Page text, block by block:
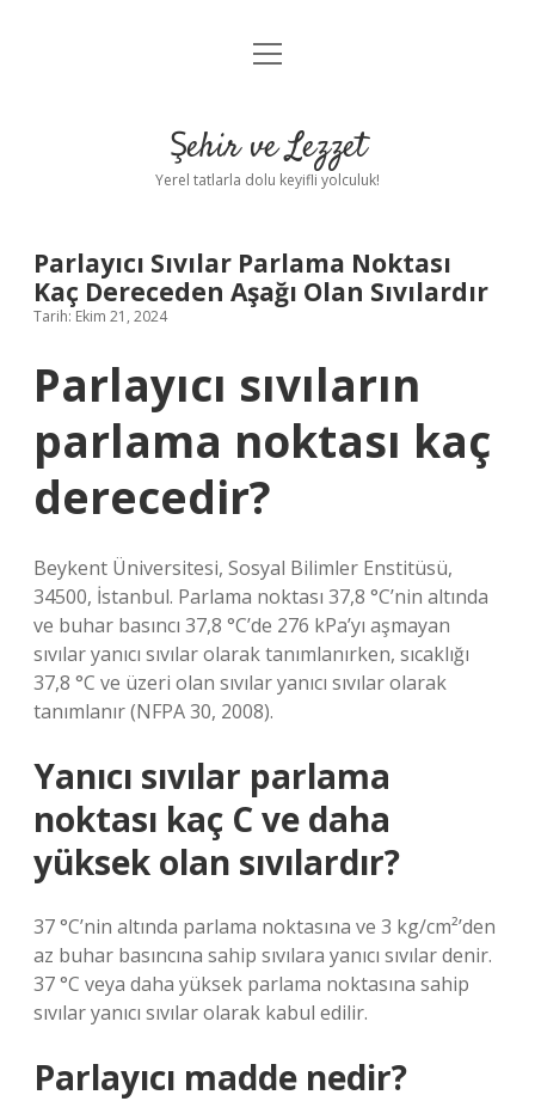
Anasayfa
Yasal Uyarı
menüyü
Şehir ve Lezzet
Yerel tatlarla dolu keyifli yolculuk!
Parlayıcı Sıvılar Parlama Noktası
Kaç Dereceden Aşağı Olan Sıvılardır
Tarih: Ekim 21, 2024
Parlayıcı sıvıların
parlama noktası kaç
derecedir?
Beykent Üniversitesi, Sosyal Bilimler Enstitüsü,
34500, İstanbul. Parlama noktası 37,8 °C’nin altında
ve buhar basıncı 37,8 °C’de 276 kPa’yı aşmayan
sıvılar yanıcı sıvılar olarak tanımlanırken, sıcaklığı
37,8 °C ve üzeri olan sıvılar yanıcı sıvılar olarak
tanımlanır (NFPA 30, 2008).
Yanıcı sıvılar parlama
noktası kaç C ve daha
yüksek olan sıvılardır?
37 °C’nin altında parlama noktasına ve 3 kg/cm²’den
az buhar basıncına sahip sıvılara yanıcı sıvılar denir.
37 °C veya daha yüksek parlama noktasına sahip
sıvılar yanıcı sıvılar olarak kabul edilir.
Parlayıcı madde nedir?